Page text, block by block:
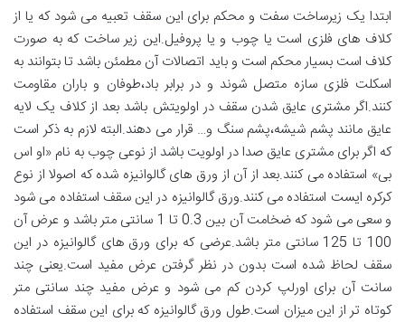
ابتدا یک زیرساخت سفت و محکم برای این سقف تعبیه می شود که یا از
کلاف های فلزی است یا چوب و یا پروفیل.این زیر ساخت که به صورت
کلاف است بسیار محکم است و باید اتصالات آن مطمئن باشد تا بتوانند به
اسکلت فلزی سازه متصل شوند و در برابر باد،طوفان و باران مقاومت
کنند.اگر مشتری عایق شدن سقف در اولویتش باشد بعد از کلاف یک لایه
عایق مانند پشم شیشه،پشم سنگ و… قرار می دهند.البته لازم به ذکر است
که اگر برای مشتری عایق صدا در اولویت باشد از نوعی چوب به نام «او اس
بی» استفاده می کنند.بعد از آن از ورق های گالوانیزه شده که اصولا از نوع
کرکره ایست استفاده می کنند.ورق گالوانیزه در این سقف استفاده می شود
و سعی می شود که ضخامت آن بین 0.3 تا 1 سانتی متر باشد و عرض آن
100 تا 125 سانتی متر باشد.عرضی که برای ورق های گالوانیزه در این
سقف لحاظ شده است بدون در نظر گرفتن عرض مفید است.یعنی چند
سانت آن برای اورلپ کردن کم می شود و عرض مفید چند سانتی متر
کوتاه تر از این میزان است.طول ورق گالوانیزه که برای این سقف استفاده